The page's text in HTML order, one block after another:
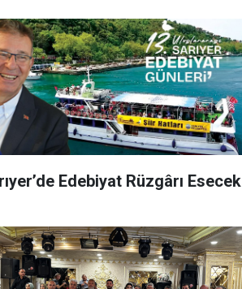
Edebiyat Rüzgârı Esecek